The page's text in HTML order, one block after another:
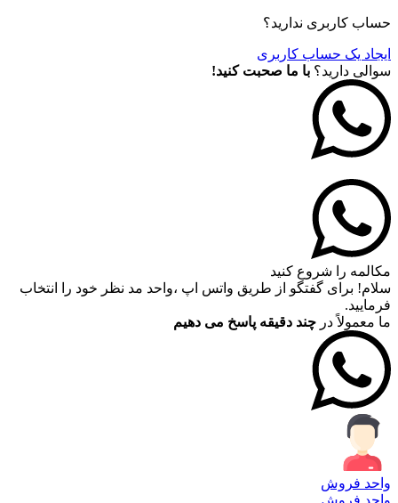
حساب کاربری ندارید؟
ایجاد یک حساب کاربری
سوالی دارید؟ با ما صحبت کنید!
مکالمه را شروع کنید
سلام! برای گفتگو از طریق واتس اپ ،واحد مد نظر خود را انتخاب
فرمایید.
ما معمولاً در چند دقیقه پاسخ می دهیم
واحد فروش
واحد فروش